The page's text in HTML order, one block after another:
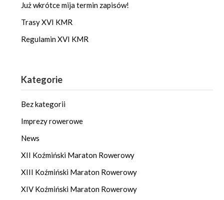
Już wkrótce mija termin zapisów!
Trasy XVI KMR
Regulamin XVI KMR
Kategorie
Bez kategorii
Imprezy rowerowe
News
XII Koźmiński Maraton Rowerowy
XIII Koźmiński Maraton Rowerowy
XIV Koźmiński Maraton Rowerowy